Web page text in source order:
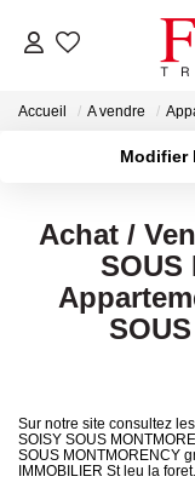
Accueil A vendre
Modifier
Sélectionnez...
Type de bien
Budget max
Achat /
SOUS
Sur notre site consultez
SOISY SOUS
SOUS MONTMORENCY
IMMOBILIER St leu la foret.